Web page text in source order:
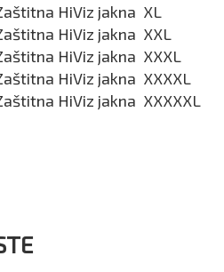
HiViz jakna XL
HiViz jakna XXL
HiViz jakna XXXL
HiViz jakna XXXXL
HiViz jakna XXXXXL